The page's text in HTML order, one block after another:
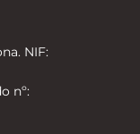
NIF:
nº: